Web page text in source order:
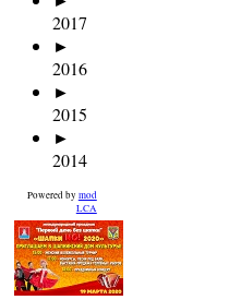
2017
►
2016
►
2015
►
2014
Powered by mod
LCA